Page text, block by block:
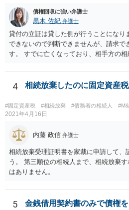
債権回収に強い弁護士
黒木 佐紀 弁護士
貸付の立証は貸した側が行うことになり
できないので判断できませんが、請求で
す。 すでに亡くなっており、相手方の
が難しくなります。 お早めに相続人に
場合は、弁護士に相談されるのがよろし
4 相続放棄したのに固定資産
#固定資産税 #相続放棄 #債務者の相続人
2021年4月16日
内藤 政信 弁護士
相続放棄受理証明書を家裁に申請して、
う。 第三順位の相続人まで、相続放棄
はありません。
5 金銭借用契約書のみで債権